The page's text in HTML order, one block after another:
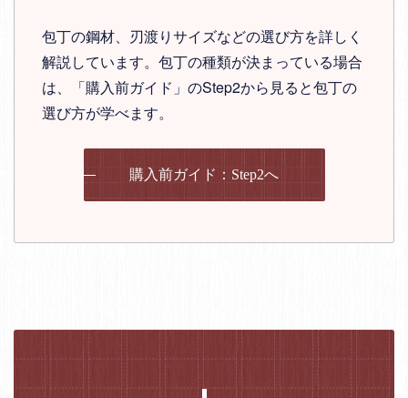
包丁の鋼材、刃渡りサイズなどの選び方を詳しく
解説しています。包丁の種類が決まっている場合
は、「購入前ガイド」のStep2から見ると包丁の
選び方が学べます。
購入前ガイド：Step2へ